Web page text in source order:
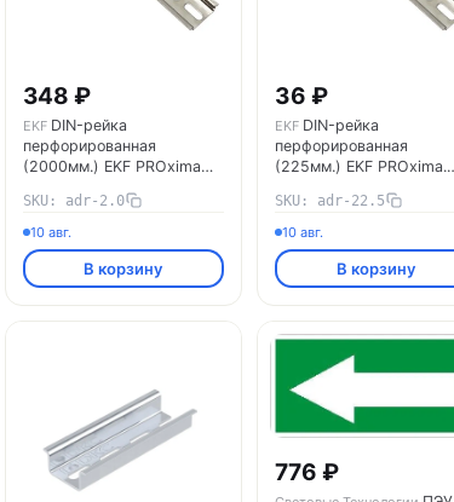
348 ₽
EKF DIN-рейка
перфорированная
(2000мм.) EKF PROxima
SKU: adr-2.0
10 авг.
В корзину
36 ₽
EKF DIN-рейка
перфорированная
(225мм.) EKF PROxima.
SKU: adr-22.5
10 авг.
В корзину
776 ₽